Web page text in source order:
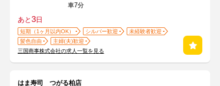
車7分
あと3日
短期（1ヶ月以内OK） シルバー歓迎
未経験者歓迎
髪色自由
主婦(夫)歓迎
三国商事株式会社の求人一覧を見る
はま寿司 つがる柏店